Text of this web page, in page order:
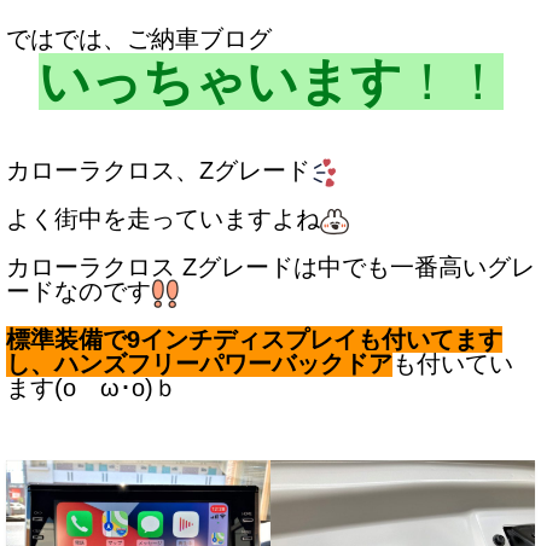
スタッフブログ
お客様の声
メールフォーム
電話はこちら
ではでは、ご納車ブログ
いっちゃいます ！！
カローラクロス、Zグレード
よく街中を走っていますよね
カローラクロス Zグレードは中でも一番高いグレ
ードなのです
標準装備で9インチディスプレイも付いてます
し、ハンズフリーパワーバックドアも付いてい
ます(oゝω･o)ｂ